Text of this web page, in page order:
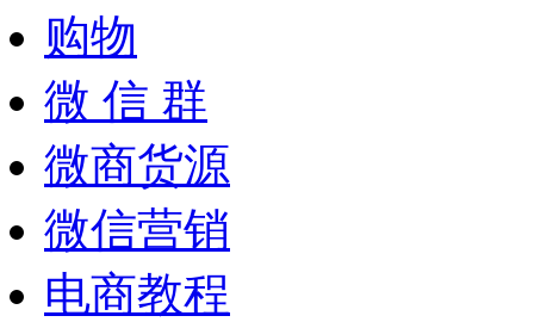
购物
微 信 群
微商货源
微信营销
电商教程